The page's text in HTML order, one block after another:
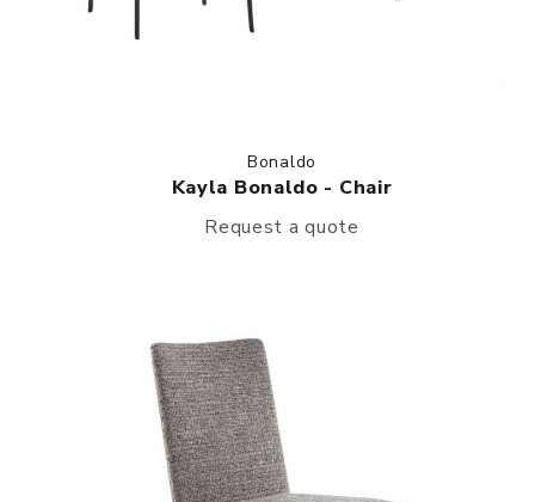
Bonaldo
Kayla Bonaldo - Chair
Request a quote